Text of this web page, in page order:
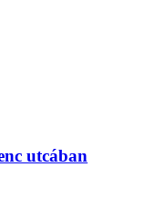
utcában